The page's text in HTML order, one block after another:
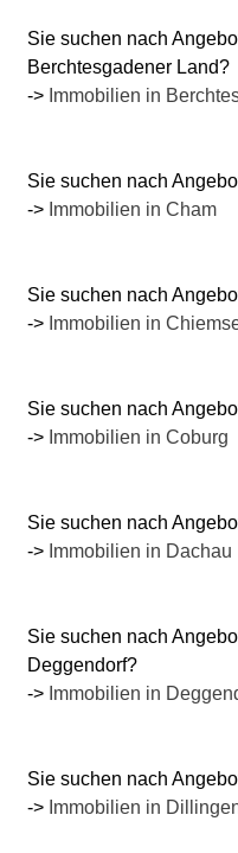
Sie suchen nach
Berchtesgadener Land?
-> Immobilien in
Sie suchen nach
-> Immobilien in Cham
Sie suchen nach
-> Immobilien in
Sie suchen nach
-> Immobilien in Coburg
Sie suchen nach
-> Immobilien in Dachau
Sie suchen nach
Deggendorf?
-> Immobilien in
Sie suchen nach
-> Immobilien in